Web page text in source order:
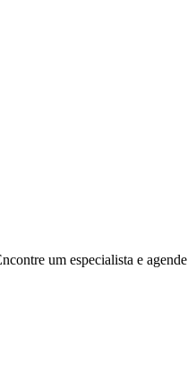
um especialista e agende